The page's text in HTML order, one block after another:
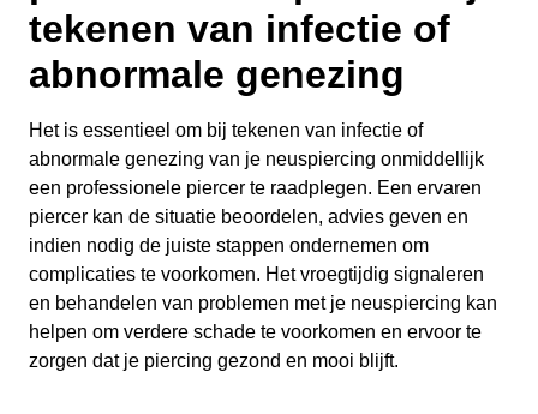
tekenen van infectie of
abnormale genezing
Het is essentieel om bij tekenen van infectie of
abnormale genezing van je neuspiercing onmiddellijk
een professionele piercer te raadplegen. Een ervaren
piercer kan de situatie beoordelen, advies geven en
indien nodig de juiste stappen ondernemen om
complicaties te voorkomen. Het vroegtijdig signaleren
en behandelen van problemen met je neuspiercing kan
helpen om verdere schade te voorkomen en ervoor te
zorgen dat je piercing gezond en mooi blijft.